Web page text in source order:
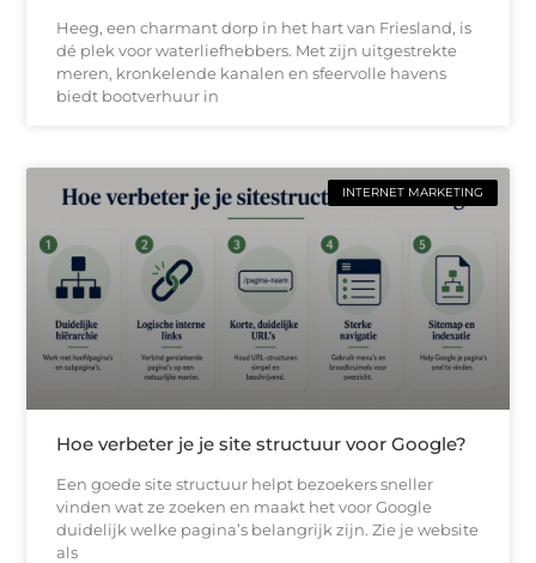
Heeg, een charmant dorp in het hart van Friesland, is
dé plek voor waterliefhebbers. Met zijn uitgestrekte
meren, kronkelende kanalen en sfeervolle havens
biedt bootverhuur in
INTERNET MARKETING
Hoe verbeter je je site structuur voor Google?
Een goede site structuur helpt bezoekers sneller
vinden wat ze zoeken en maakt het voor Google
duidelijk welke pagina’s belangrijk zijn. Zie je website
als